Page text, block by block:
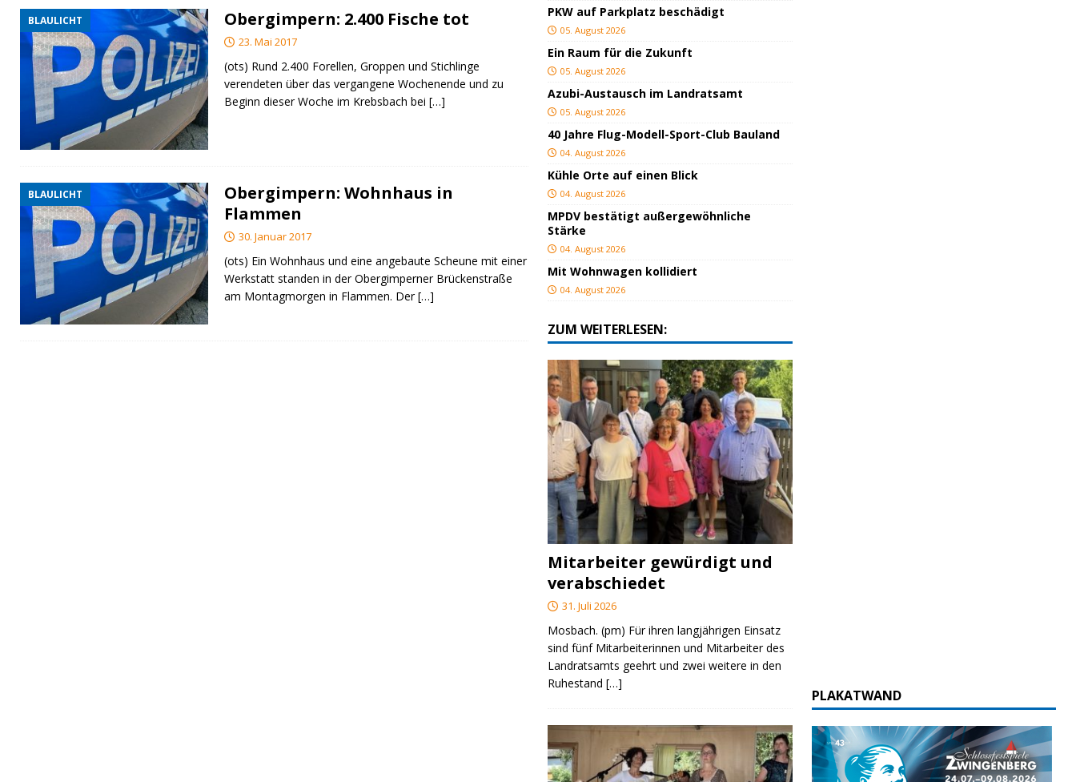
BLAULICHT Obergimpern: 2.400 Fische tot
23. Mai 2017
(ots) Rund 2.400 Forellen, Groppen und Stichlinge
verendeten über das vergangene Wochenende und zu
Beginn dieser Woche im Krebsbach bei […]
BLAULICHT
Obergimpern: Wohnhaus in
Flammen
30. Januar 2017
(ots) Ein Wohnhaus und eine angebaute Scheune mit einer
Werkstatt standen in der Obergimperner Brückenstraße
am Montagmorgen in Flammen. Der[…]
PKW auf Parkplatz beschädigt
05. August 2026
Ein Raum für die Zukunft
05. August 2026
Azubi-Austausch im Landratsamt
05. August 2026
40 Jahre Flug-Modell-Sport-Club Bauland
04. August 2026
Kühle Orte auf einen Blick
04. August 2026
MPDV bestätigt außergewöhnliche
Stärke
04. August 2026
Mit Wohnwagen kollidiert
04. August 2026
ZUM WEITERLESEN:
Mitarbeiter gewürdigt und
verabschiedet
31. Juli 2026
Mosbach. (pm) Für ihren langjährigen Einsatz
sind fünf Mitarbeiterinnen und Mitarbeiter des
Landratsamts geehrt und zwei weitere in den
Ruhestand[…]
PLAKATWAND